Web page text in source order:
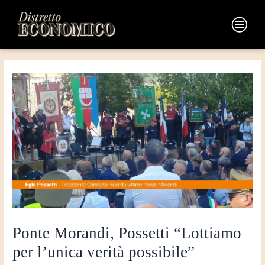
contenuto
Main
Menu
Ponte Morandi, Possetti “Lottiamo
per l’unica verità possibile”
articoli